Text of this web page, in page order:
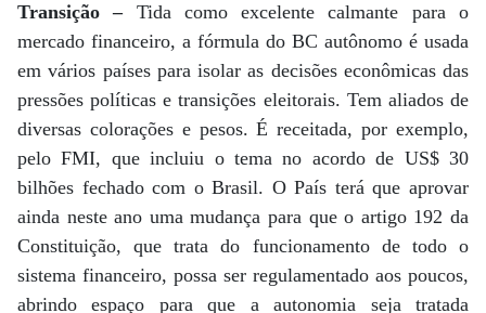
Transição –Tida como excelente calmante para o
mercado financeiro, a fórmula do BC autônomo é usada
em vários países para isolar as decisões econômicas das
pressões políticas e transições eleitorais. Tem aliados de
diversas colorações e pesos. É receitada, por exemplo,
pelo FMI, que incluiu o tema no acordo de US$ 30
bilhões fechado com o Brasil. O País terá que aprovar
ainda neste ano uma mudança para que o artigo 192 da
Constituição, que trata do funcionamento de todo o
sistema financeiro, possa ser regulamentado aos poucos,
abrindo espaço para que a autonomia seja tratada